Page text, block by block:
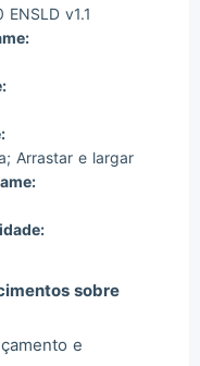
v1.1
Arrastar e largar
sobre
e